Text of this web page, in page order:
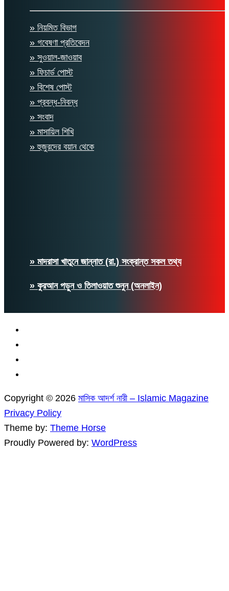
» নিয়মিত বিভাগ
» গবেষণা প্রতিবেদন
» সুওয়াল-জাওয়াব
» ফিচার্ড পোস্ট
» বিশেষ পোস্ট
» প্রবন্ধ-নিবন্ধ
» সংবাদ
» মাসায়িল শিখি
» হুজুরদের বয়ান থেকে
» মাদরাসা খাতুনে জান্নাত (রা.) সংক্রান্ত সকল তথ্য
» কুরআন পড়ুন ও তিলাওয়াত শুনুন (অনলাইন)
Copyright © 2026 মাসিক আদর্শ নারী – Islamic Magazine
Privacy Policy
Theme by: Theme Horse
Proudly Powered by: WordPress